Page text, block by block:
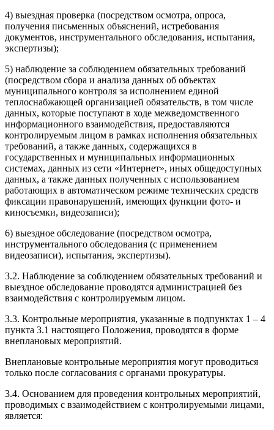
4) выездная проверка (посредством осмотра, опроса,
получения письменных объяснений, истребования
документов, инструментального обследования, испытания,
экспертизы);
5) наблюдение за соблюдением обязательных требований
(посредством сбора и анализа данных об объектах
муниципального контроля за исполнением единой
теплоснабжающей организацией обязательств, в том числе
данных, которые поступают в ходе межведомственного
информационного взаимодействия, предоставляются
контролируемым лицом в рамках исполнения обязательных
требований, а также данных, содержащихся в
государственных и муниципальных информационных
системах, данных из сети «Интернет», иных общедоступных
данных, а также данных полученных с использованием
работающих в автоматическом режиме технических средств
фиксации правонарушений, имеющих функции фото- и
киносъемки, видеозаписи);
6) выездное обследование (посредством осмотра,
инструментального обследования (с применением
видеозаписи), испытания, экспертизы).
3.2. Наблюдение за соблюдением обязательных требований и
выездное обследование проводятся администрацией без
взаимодействия с контролируемым лицом.
3.3. Контрольные мероприятия, указанные в подпунктах 1 – 4
пункта 3.1 настоящего Положения, проводятся в форме
внеплановых мероприятий.
Внеплановые контрольные мероприятия могут проводиться
только после согласования с органами прокуратуры.
3.4. Основанием для проведения контрольных мероприятий,
проводимых с взаимодействием с контролируемыми лицами,
является: